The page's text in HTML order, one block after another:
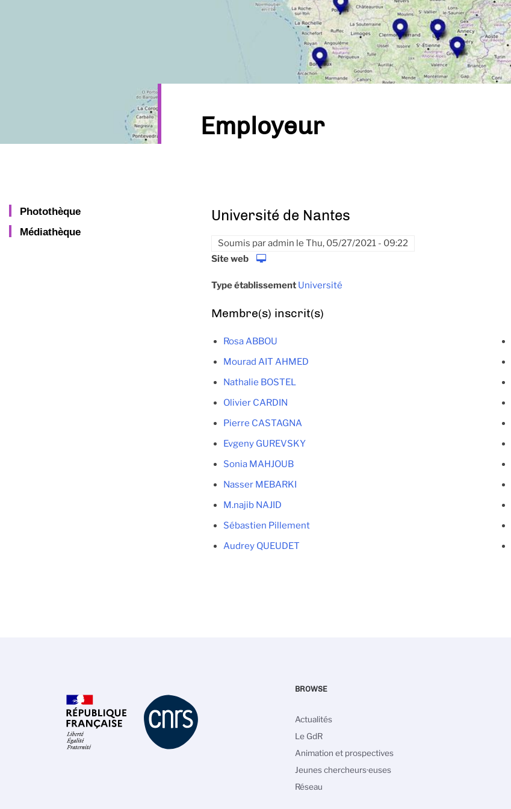
Employeur
Photothèque
Médiathèque
Université de Nantes
Soumis paradmin le Thu, 05/27/2021 - 09:22
Site web
Type établissement Université
Membre(s) inscrit(s)
Rosa ABBOU
Mourad AIT AHMED
Nathalie BOSTEL
Olivier CARDIN
Pierre CASTAGNA
Evgeny GUREVSKY
Sonia MAHJOUB
Nasser MEBARKI
M.najib NAJID
Sébastien Pillement
Audrey QUEUDET
BROWSE
Navigation
principale
Actualités
Le GdR
Animation et prospectives
Jeunes chercheurs·euses
Réseau